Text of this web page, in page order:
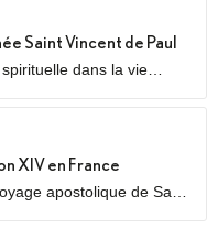
Nanterre) Elle sera
mission des Laïcs en
? Les Laïcs en...
Saint Vincent de Paul
dans la vie
spirituel, service
ou des plus jeunes,
XIV en France
apostolique de Sa